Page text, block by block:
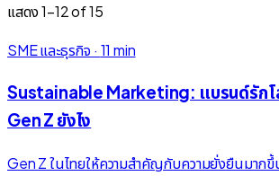
แสดง1–12of15
SME และธุรกิจ · 11 min
Sustainable Marketing: แบรนด์รักโ
Gen Z ยังไง
Gen Z ในไทยให้ความสำคัญกับความยั่งยืนมาก